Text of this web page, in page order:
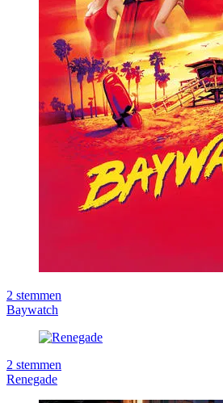
2 stemmen
Baywatch
2 stemmen
Renegade